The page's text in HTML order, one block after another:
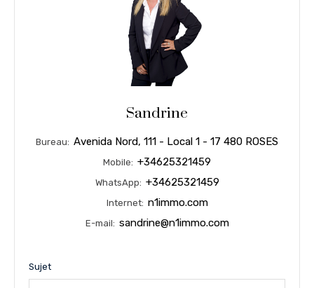
Sandrine
Bureau: Avenida Nord, 111 - Local 1 - 17 480 ROSES
Mobile: +34625321459
WhatsApp: +34625321459
Internet: n1immo.com
E-mail: sandrine@n1immo.com
Sujet